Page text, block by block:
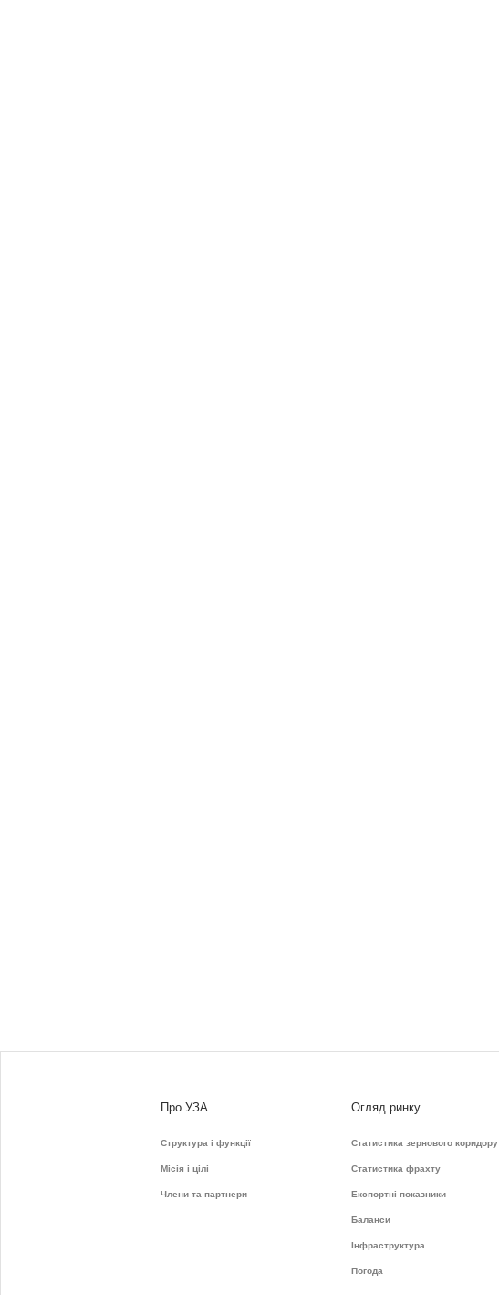
Про УЗА
Структура і функції
Місія і цілі
Члени та партнери
Огляд ринку
Статистика зернового коридору
Статистика фрахту
Експортні показники
Баланси
Інфраструктура
Погода